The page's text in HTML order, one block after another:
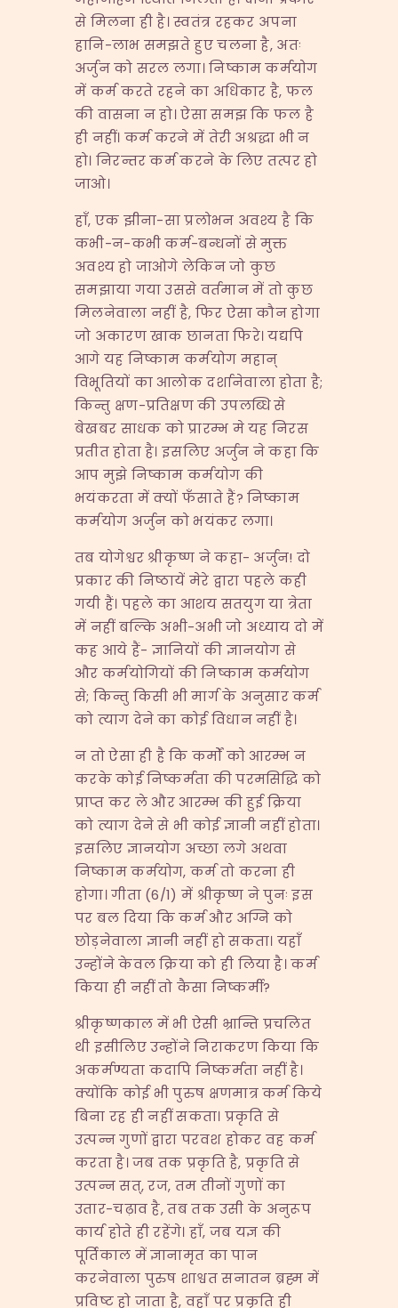
से मिलना ही है। स्वतंत्र रहकर अपना
हानि-लाभ समझते हुए चलना है, अतः
अर्जुन को सरल लगा। निष्काम कर्मयोग
में कर्म करते रहने का अधिकार है, फल
की वासना न हो। ऐसा समझ कि फल है
ही नहीं। कर्म करने में तेरी अश्रद्धा भी न
हो। निरन्तर कर्म करने के लिए तत्पर हो
जाओ।
हाँ, एक झीना-सा प्रलोभन अवश्य है कि
कभी-न-कभी कर्म-बन्धनों से मुक्त
अवश्य हो जाओगे लेकिन जो कुछ
समझाया गया उससे वर्तमान में तो कुछ
मिलनेवाला नहीं है, फिर ऐसा कौन होगा
जो अकारण खाक छानता फिरे। यद्यपि
आगे यह निष्काम कर्मयोग महान्
विभूतियों का आलोक दर्शानेवाला होता है;
किन्तु क्षण-प्रतिक्षण की उपलब्धि से
बेखबर साधक को प्रारम्भ मे यह निरस
प्रतीत होता है। इसलिए अर्जुन ने कहा कि
आप मुझे निष्काम कर्मयोग की
भयंकरता में क्यों फँसाते हैं? निष्काम
कर्मयोग अर्जुन को भयंकर लगा।
तब योगेश्वर श्रीकृष्ण ने कहा- अर्जुन! दो
प्रकार की निष्ठायें मेरे द्वारा पहले कही
गयी हैं। पहले का आशय सतयुग या त्रेता
में नहीं बल्कि अभी-अभी जो अध्याय दो में
कह आये हैं- ज्ञानियों की ज्ञानयोग से
और कर्मयोगियों की निष्काम कर्मयोग
से; किन्तु किसी भी मार्ग के अनुसार कर्म
को त्याग देने का कोई विधान नहीं है।
न तो ऐसा ही है कि कर्मों को आरम्भ न
करके कोई निष्कर्मता की परमसिद्धि को
प्राप्त कर ले और आरम्भ की हुई क्रिया
को त्याग देने से भी कोई ज्ञानी नहीं होता।
इसलिए ज्ञानयोग अच्छा लगे अथवा
निष्काम कर्मयोग, कर्म तो करना ही
होगा। गीता (6/1) में श्रीकृष्ण ने पुनः इस
पर बल दिया कि कर्म और अग्नि को
छोड़नेवाला ज्ञानी नहीं हो सकता। यहाँ
उन्होंने केवल क्रिया को ही लिया है। कर्म
किया ही नहीं तो कैसा निष्कर्मी?
श्रीकृष्णकाल में भी ऐसी भ्रान्ति प्रचलित
थी इसीलिए उन्होंने निराकरण किया कि
अकर्मण्यता कदापि निष्कर्मता नहीं है।
क्योंकि कोई भी पुरुष क्षणमात्र कर्म किये
बिना रह ही नहीं सकता। प्रकृति से
उत्पन्न गुणों द्वारा परवश होकर वह कर्म
करता है। जब तक प्रकृति है, प्रकृति से
उत्पन्न सत्, रज, तम तीनों गुणों का
उतार-चढ़ाव है, तब तक उसी के अनुरूप
कार्य होते ही रहेंगे। हाँ, जब यज्ञ की
पूर्तिकाल में ज्ञानामृत का पान
करनेवाला पुरुष शाश्वत सनातन ब्रह्म में
प्रविष्ट हो जाता है, वहाँ पर प्रकृति ही